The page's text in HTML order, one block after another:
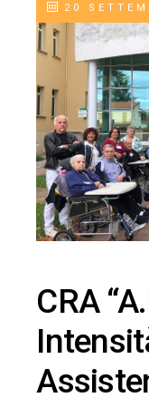
20
CRA